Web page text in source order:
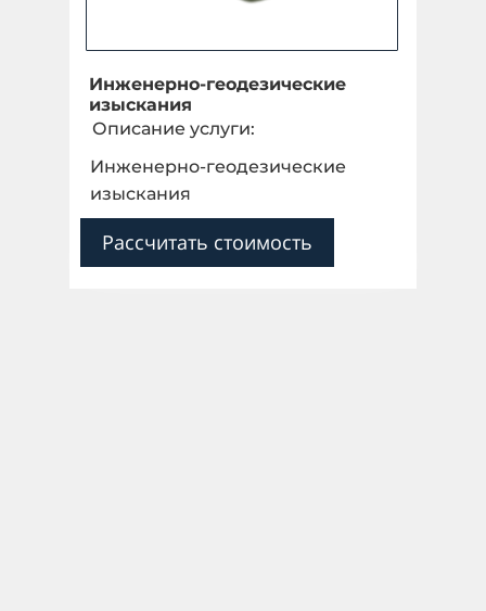
Инженерно-геодезические
изыскания
Описание услуги:
Инженерно-геодезические
изыскания
Рассчитать стоимость